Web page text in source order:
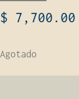
$ 7,700.00
Agotado